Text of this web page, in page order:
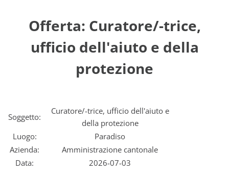
Offerta: Curatore/-trice,
ufficio dell'aiuto e della
protezione
Soggetto:
Curatore/-trice, ufficio dell'aiuto e
della protezione
Luogo:
Paradiso
Azienda:
Amministrazione cantonale
Data:
2026-07-03